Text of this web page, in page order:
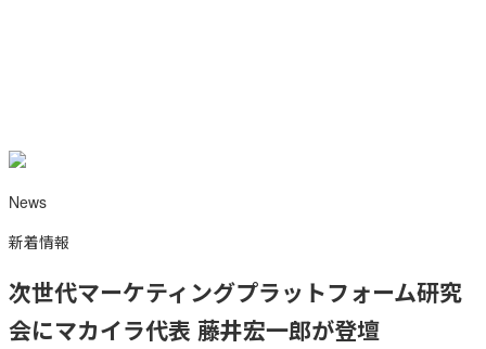
News
新着情報
次世代マーケティングプラットフォーム研究
会にマカイラ代表 藤井宏一郎が登壇